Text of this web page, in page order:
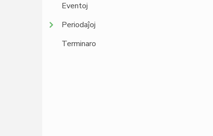
Eventoj
Periodaĵoj
Terminaro